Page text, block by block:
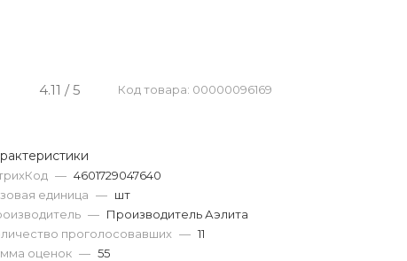
4.11 / 5
Код товара: 00000096169
— 4601729047640
единица — шт
— Производитель Аэлита
проголосовавших — 11
оценок — 55